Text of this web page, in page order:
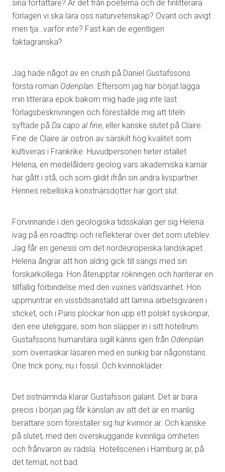
sina författare? Är det från poeterna och de finlitterära
förlagen vi ska lära oss naturvetenskap? Ovant och avigt
men tja…varför inte? Fast kan de egentligen
faktagranska?
Jag hade något av en crush på Daniel Gustafssons
första roman Odenplan. Eftersom jag har börjat lägga
min litterära epok bakom mig hade jag inte läst
förlagsbeskrivningen och föreställde mig att titeln
syftade på Da capo al fine, eller kanske slutet på Claire.
Fine de Claire är ostron av särskilt hög kvalitet som
kultiveras i Frankrike. Huvudpersonen heter istället
Helena, en medelålders geolog vars akademiska karriär
har gått i stå, och som glidit ifrån sin andra livspartner.
Hennes rebelliska konstnärsdotter har gjort slut.
Förvinnande i den geologiska tidsskalan ger sig Helena
iväg på en roadtrip och reflekterar över det som uteblev.
Jag får en genesis om det nordeuropeiska landskapet.
Helena ångrar att hon aldrig gick till sängs med sin
forskarkollega. Hon återupptar rökningen och hanterar en
tillfällig förbindelse med den vuxnes världsvanhet. Hon
uppmuntrar en visstidsanställd att lämna arbetsgivaren i
sticket, och i Paris plockar hon upp ett polskt syskonpar,
den ene uteliggare, som hon släpper in i sitt hotellrum.
Gustafssons humanitära sigill känns igen från Odenplan
som överraskar läsaren med en sunkig bar någonstans.
One trick pony, nu i fossil. Och kvinnokläder.
Det sistnämnda klarar Gustafsson galant. Det är bara
precis i början jag får känslan av att det är en manlig
berättare som föreställer sig hur kvinnor är. Och kanske
på slutet, med den överskuggande kvinnliga ömheten
och frånvaron av rädsla. Hotellscenen i Hamburg är, på
det temat, not bad.